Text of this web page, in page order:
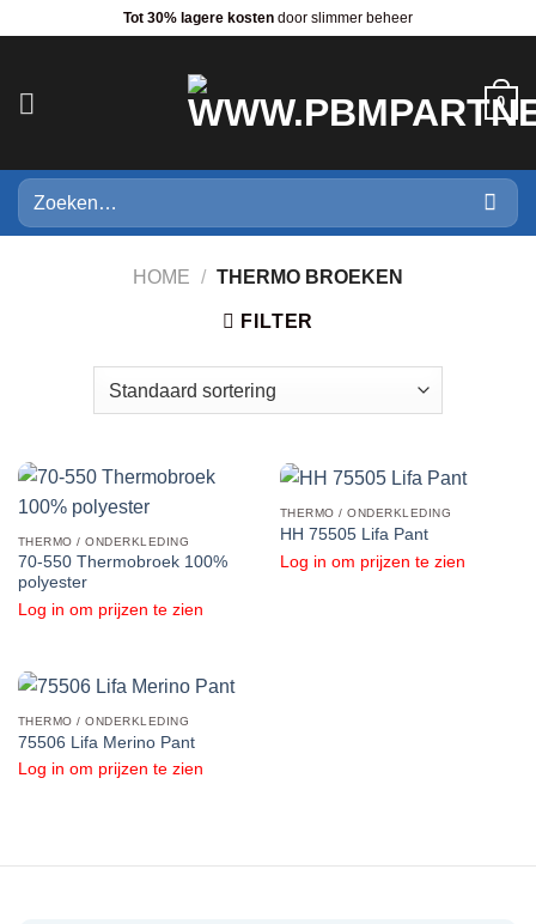
Tot 30% lagere kosten door slimmer beheer
0
Zoeken
naar:
HOME / THERMO BROEKEN
FILTER
THERMO / ONDERKLEDING
70-550 Thermobroek 100%
polyester
Log in om prijzen te zien
THERMO / ONDERKLEDING
HH 75505 Lifa Pant
Log in om prijzen te zien
THERMO / ONDERKLEDING
75506 Lifa Merino Pant
Log in om prijzen te zien